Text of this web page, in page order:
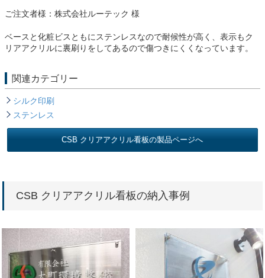
ご注文者様：株式会社ルーテック 様
ベースと化粧ビスともにステンレスなので耐候性が高く、表示もク
リアアクリルに裏刷りをしてあるので傷つきにくくなっています。
関連カテゴリー
シルク印刷
ステンレス
CSB クリアアクリル看板の製品ページへ
CSB クリアアクリル看板の納入事例